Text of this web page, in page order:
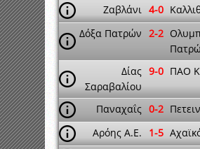
Ζαβλάνι 4-0
Δόξα Πατρών 2-2
Δίας
Σαραβαλίου
9-0 ΠΑΟ
Παναχαΐς 0-2
Αρόης Α.Ε.
1-5